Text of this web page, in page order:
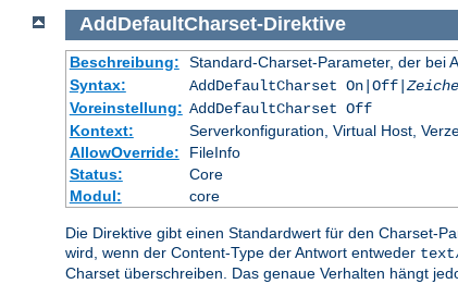
AddDefaultCharset-Direktive
Beschreibung: Standard-Charset-Parameter, der bei
Syntax:
AddDefaultCharset On|Off|
Voreinstellung: AddDefaultCharset Off
Kontext:
Serverkonfiguration, Virtual Host,
AllowOverride:
FileInfo
Status:
Core
Modul:
core
Die Direktive gibt einen Standardwert für den Charset-
wird, wenn der Content-Type der Antwort entweder
Charset überschreiben. Das genaue Verhalten hängt